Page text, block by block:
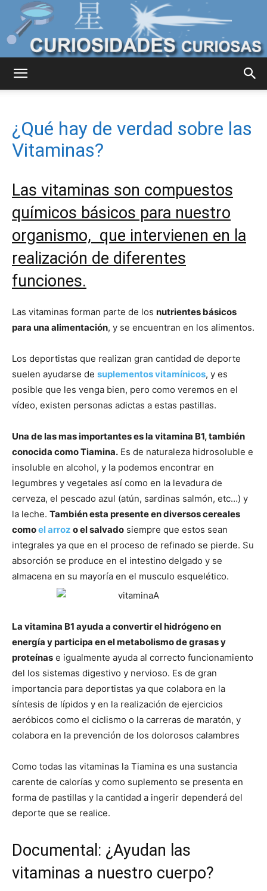
Curiosas
del
Mundo
¿Qué hay de verdad sobre las
Vitaminas?
Las vitaminas son compuestos
químicos básicos para nuestro
organismo, que intervienen en la
realización de diferentes
funciones.
Las vitaminas forman parte de los nutrientes básicos
para una alimentación, y se encuentran en los alimentos.
Los deportistas que realizan gran cantidad de deporte
suelen ayudarse de suplementos vitamínicos, y es
posible que les venga bien, pero como veremos en el
vídeo, existen personas adictas a estas pastillas.
Una de las mas importantes es la vitamina B1, también
conocida como Tiamina. Es de naturaleza hidrosoluble e
insoluble en alcohol, y la podemos encontrar en
legumbres y vegetales así como en la levadura de
cerveza, el pescado azul (atún, sardinas salmón, etc…) y
la leche. También esta presente en diversos cereales
comoel arroz o el salvado siempre que estos sean
integrales ya que en el proceso de refinado se pierde. Su
absorción se produce en el intestino delgado y se
almacena en su mayoría en el musculo esquelético.
La vitamina B1 ayuda a convertir el hidrógeno en
energía y participa en el metabolismo de grasas y
proteínas e igualmente ayuda al correcto funcionamiento
del los sistemas digestivo y nervioso. Es de gran
importancia para deportistas ya que colabora en la
síntesis de lípidos y en la realización de ejercicios
aeróbicos como el ciclismo o la carreras de maratón, y
colabora en la prevención de los dolorosos calambres
Como todas las vitaminas la Tiamina es una sustancia
carente de calorías y como suplemento se presenta en
forma de pastillas y la cantidad a ingerir dependerá del
deporte que se realice.
Documental: ¿Ayudan las
vitaminas a nuestro cuerpo?